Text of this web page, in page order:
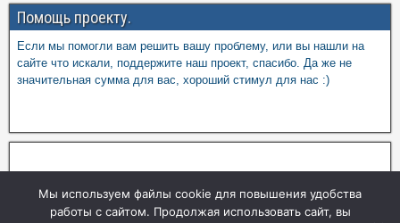
Помощь проекту.
Если мы помогли вам решить вашу проблему, или вы нашли на
сайте что искали, поддержите наш проект, спасибо. Да же не
значительная сумма для вас, хороший стимул для нас :)
Мы используем файлы cookie для повышения удобства
работы с сайтом. Продолжая использовать сайт, вы